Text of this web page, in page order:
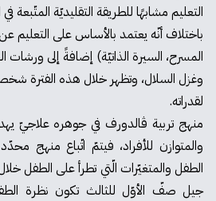
التعليم مشابهًا للطريقة التقليديّة المتّبعة
باختلاف أنّه يعتمد بالأساس على التعليم
المسرح، السيرة الذاتيّة) إضافةً إلى ورشات
وغزل السلال، وتظهر خلال هذه الفترة
لقدراته.
منهج تربية ڤالدورف في جوهره علاجيّ
والمتوازن للأفراد، فيتمّ اتّباع منهج
الطفل والمتغيّرات الّتي تطرأ على الطفل
جيل صفّ الأوّل للثالث تكون نظرة